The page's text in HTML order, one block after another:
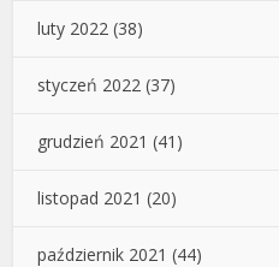
luty 2022 (38)
styczeń 2022 (37)
grudzień 2021 (41)
listopad 2021 (20)
październik 2021 (44)